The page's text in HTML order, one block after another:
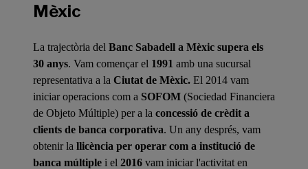
Mèxic
La trajectòria del Banc Sabadell a Mèxic supera els
30 anys. Vam començar el 1991 amb una sucursal
representativa a la Ciutat de Mèxic. El 2014 vam
iniciar operacions com a SOFOM (Sociedad Financiera
de Objeto Múltiple) per a la concessió de crèdit a
clients de banca corporativa. Un any després, vam
obtenir la llicència per operar com a institució de
banca múltiple i el 2016 vam iniciar l'activitat en